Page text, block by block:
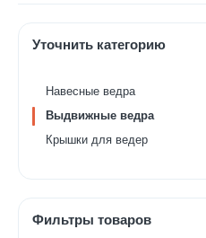
Уточнить категорию
Навесные ведра
Выдвижные ведра
Крышки для ведер
Фильтры товаров